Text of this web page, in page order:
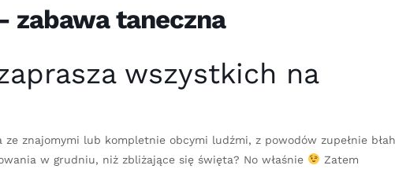
zabawa taneczna
wszystkich na
znajomymi lub kompletnie obcymi ludźmi, z powodów zupełnie
w grudniu, niż zbliżające się święta? No właśnie
Zatem